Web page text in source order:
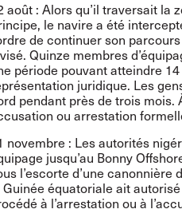
août : Alors qu’il traversait la
le navire a été
de continuer son
Quinze membres
période pouvant atteindre
juridique. Les
pendant près de trois mois.
ou arrestation
novembre : Les autorités
jusqu’au Bonny
l’escorte d’une
Guinée équatoriale ait
à l’arrestation ou à